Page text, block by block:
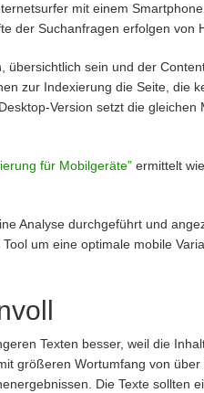
mit einem
der Suchanfragen erfolgen von
übersichtlich sein und der
zur Indexierung die Seite, die
Version setzt die gleichen
für Mobilgeräte”ermittelt
Analyse durchgeführt und
um eine optimale mobile
Texten besser, weil die
größeren Wortumfang von über
Die Texte sollten